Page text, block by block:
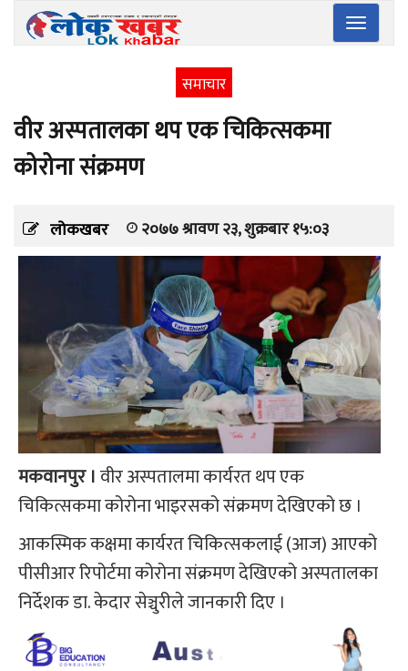
Toggle
समाचार
वीर अस्पतालका थप एक चिकित्सकमा
कोरोना संक्रमण
लोकखबर २०७७ श्रावण २३, शुक्रबार १५:०३
मकवानपुर ।वीर अस्पतालमा कार्यरत थप एक
चिकित्सकमा कोरोना भाइरसको संक्रमण देखिएको छ ।
आकस्मिक कक्षमा कार्यरत चिकित्सकलाई (आज) आएको
पीसीआर रिपोर्टमा कोरोना संक्रमण देखिएको अस्पतालका
निर्देशक डा. केदार सेञ्चुरीले जानकारी दिए ।